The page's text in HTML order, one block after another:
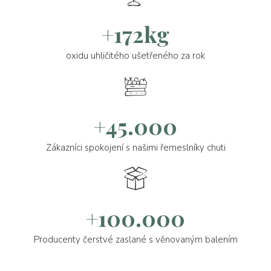
+172kg
oxidu uhličitého ušetřeného za rok
+45.000
Zákazníci spokojení s našimi řemeslníky chuti
+100.000
Producenty čerstvé zaslané s věnovaným balením